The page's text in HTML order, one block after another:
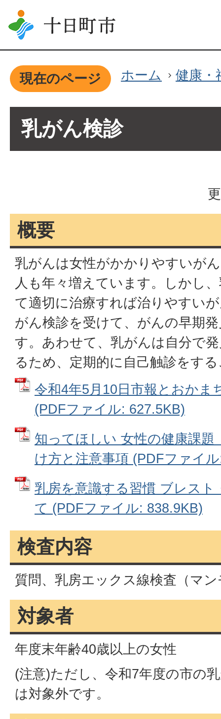
現在のページ ホーム 健康・
乳がん検診
概要
乳がんは女性がかかりやすいが
人も年々増えています。しかし
て適切に治療すれば治りやすい
がん検診を受けて、がんの早期
す。あわせて、乳がんは自分で
るため、定期的に自己触診をす
令和4年5月10日市報とおかま
(PDFファイル: 627.5KB)
知ってほしい 女性の健康課題
け方と注意事項 (PDFファイ
乳房を意識する習慣 ブレス
て (PDFファイル: 838.9KB)
検査内容
質問、乳房エックス線検査（マ
対象者
年度末年齢40歳以上の女性
(注意)ただし、令和7年度の市の
は対象外です。